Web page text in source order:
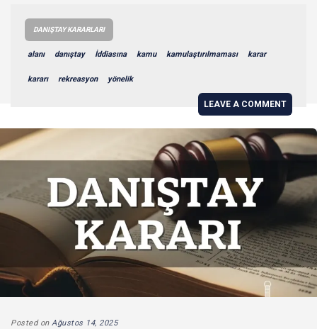
DANIŞTAY KARARLARI
alanı danıştay İddiasına kamu kamulaştırılmaması karar
kararı rekreasyon yönelik
LEAVE A COMMENT
Posted on Ağustos 14, 2025